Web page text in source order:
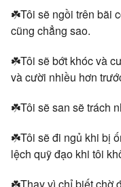
☘️Tôi sẽ ngồi trên bãi
cũng chẳng sao.
☘️Tôi sẽ bớt khóc và
và cười nhiều hơn
☘️Tôi sẽ san sẽ trách
☘️Tôi sẽ đi ngủ khi bị
lệch quỹ đạo khi tôi